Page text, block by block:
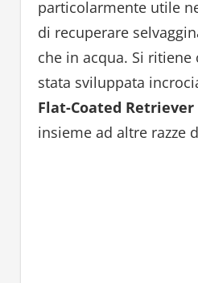
particolarmente utile
di recuperare
che in acqua. Si ritiene
stata sviluppata
Flat-Coated Retriever
insieme ad altre razze